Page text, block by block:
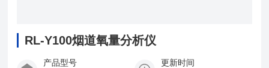
RL-Y100烟道氧量分析仪
产品型号
更新时间